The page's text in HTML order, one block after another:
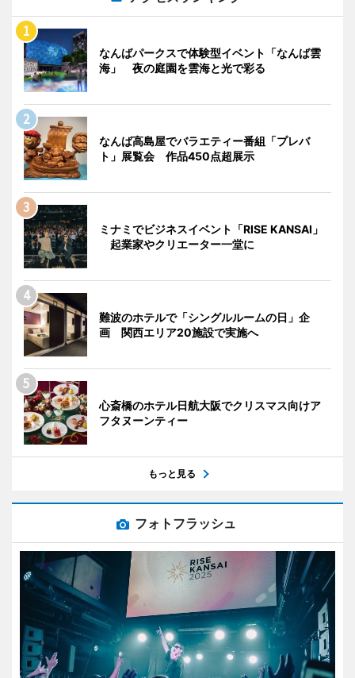
なんばパークスで体験型イベント「なんば雲
海」 夜の庭園を雲海と光で彩る
なんば高島屋でバラエティー番組「プレバ
ト」展覧会 作品450点超展示
ミナミでビジネスイベント「RISE KANSAI」
起業家やクリエーター一堂に
難波のホテルで「シングルルームの日」企
画 関西エリア20施設で実施へ
心斎橋のホテル日航大阪でクリスマス向けア
フタヌーンティー
もっと見る
フォトフラッシュ